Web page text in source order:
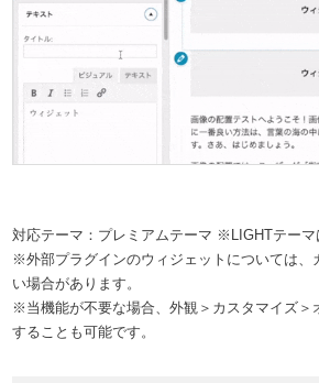
対応テーマ：プレミアムテーマ ※LIGHTテーマ
※外部プラグインのウィジェットについては、
い場合があります。
※当機能が不要な場合、外観＞カスタマイズ＞
することも可能です。